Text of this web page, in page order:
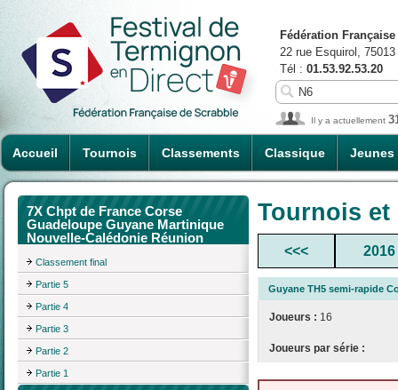
Accueil Tournois Classements Classique Jeunes
Fédération
22 rue Esquirol,
Tél : 01.53.92.53.20
Il y a actuellement
7X Chpt de France Corse
Guadeloupe Guyane Martinique
Nouvelle-Calédonie Réunion
Classement final
Partie 5
Partie 4
Partie 3
Partie 2
Partie 1
Tournois
<<< 2016
Guyane TH5 semi-rapide
Joueurs : 16
Joueurs par série :